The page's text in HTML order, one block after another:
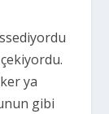
ya
gibi